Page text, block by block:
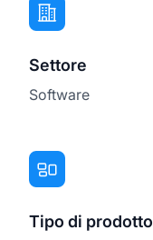
Settore
Software
Tipo di prodotto